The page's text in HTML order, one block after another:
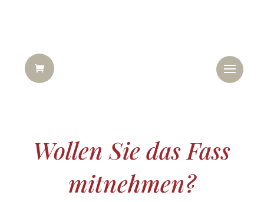
Wollen Sie das Fass
mitnehmen?